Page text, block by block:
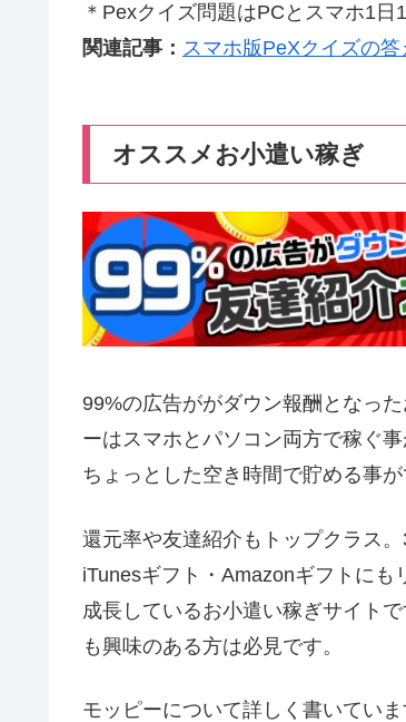
＊Pexクイズ問題はPCとスマホ1日
関連記事： スマホ版PeXクイズの答
オススメお小遣い稼ぎ
99%の広告ががダウン報酬となっ
ーはスマホとパソコン両方で稼ぐ
ちょっとした空き時間で貯める事が
還元率や友達紹介もトップクラス
iTunesギフト・Amazonギフトにも
成長しているお小遣い稼ぎサイト
も興味のある方は必見です。
モッピーについて詳しく書いていま